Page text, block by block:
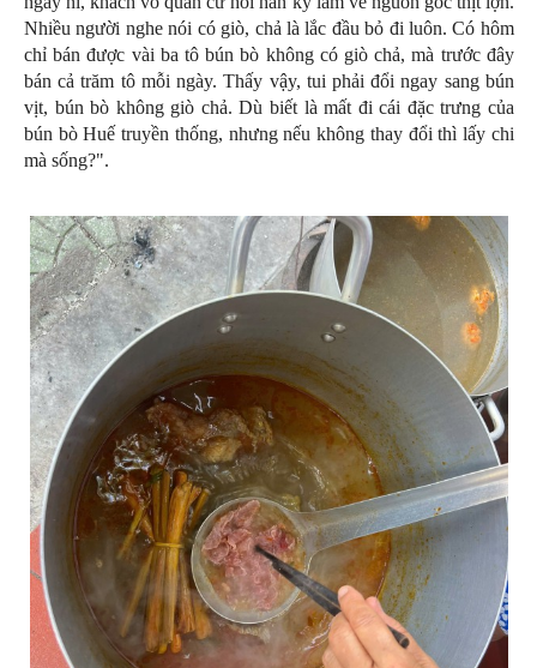
Nhiều người nghe nói có giò, chả là lắc đầu bỏ đi luôn. Có hôm
chỉ bán được vài ba tô bún bò không có giò chả, mà trước đây
bán cả trăm tô mỗi ngày. Thấy vậy, tui phải đổi ngay sang bún
vịt, bún bò không giò chả. Dù biết là mất đi cái đặc trưng của
bún bò Huế truyền thống, nhưng nếu không thay đổi thì lấy chi
mà sống?".